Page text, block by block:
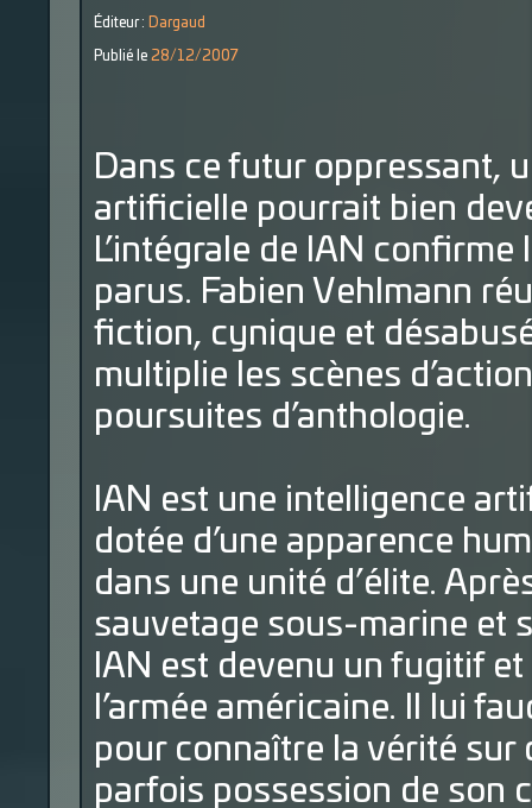
Éditeur : Dargaud
Publié le 28/12/2007
Dans ce futur oppressant,
artificielle pourrait bien
L’intégrale de IAN
parus. Fabien Vehlmann
fiction, cynique et
multiplie les scènes
poursuites d’anthologie.
IAN est une intelligence
dotée d’une apparence
dans une unité d’élite.
sauvetage sous-marine et
IAN est devenu un fugitif
l’armée américaine. Il lui
pour connaître la vérité
parfois possession de son